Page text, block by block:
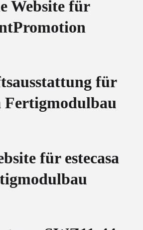
Website für
für
Fertigmodulbau
für estecasa